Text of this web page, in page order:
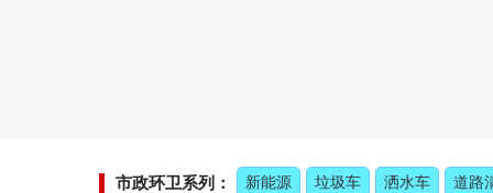
市政环卫系列： 新能源 垃圾车 洒水车 道路